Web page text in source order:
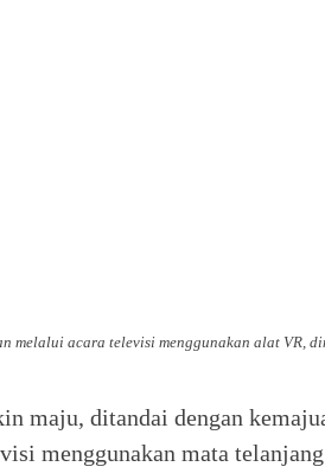
melalui acara televisi menggunakan alat VR,
maju, ditandai dengan
menggunakan mata